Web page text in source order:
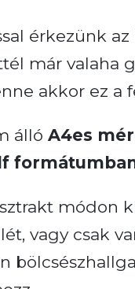
érkezünk
már valaha
akkor ez a
állóA4es
módon
vagy csak